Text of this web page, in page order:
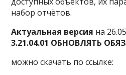
набор отчётов.
Актуальная версия на
3.21.04.01 ОБНОВЛЯТЬ
можно скачать по ссылке: